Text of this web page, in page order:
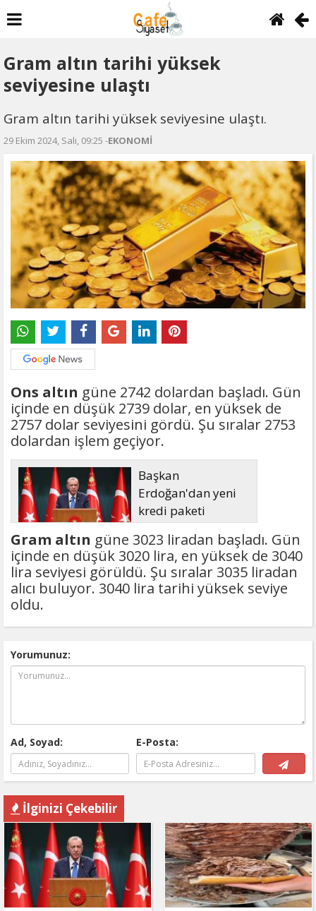
Gram altın tarihi yüksek
seviyesine ulaştı
Gram altın tarihi yüksek seviyesine ulaştı.
29 Ekim 2024, Salı, 09:25 -EKONOMİ
Ons altın güne 2742 dolardan başladı. Gün
içinde en düşük 2739 dolar, en yüksek de
2757 dolar seviyesini gördü. Şu sıralar 2753
dolardan işlem geçiyor.
Başkan
Erdoğan'dan yeni
kredi paketi
müjdesi: 6 ay geri
ödemesiz, 36 ay vadeli
Gram altın güne 3023 liradan başladı. Gün
içinde en düşük 3020 lira, en yüksek de 3040
lira seviyesi görüldü. Şu sıralar 3035 liradan
alıcı buluyor. 3040 lira tarihi yüksek seviye
oldu.
Yorumunuz:
Ad, Soyad: E-Posta:
İlginizi Çekebilir